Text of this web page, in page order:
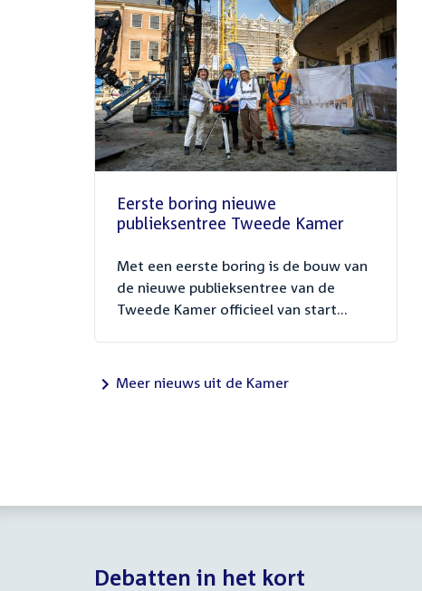
Eerste boring nieuwe
publieksentree Tweede Kamer
Met een eerste boring is de bouw van
de nieuwe publieksentree van de
Tweede Kamer officieel van start...
Meer nieuws uit de Kamer
Debatten in het kort